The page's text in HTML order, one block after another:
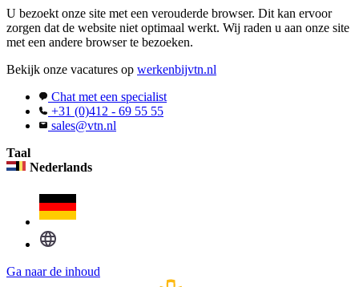
U bezoekt onze site met een verouderde browser. Dit kan ervoor
zorgen dat de website niet optimaal werkt. Wij raden u aan onze site
met een andere browser te bezoeken.
Bekijk onze vacatures op werkenbijvtn.nl
Chat met een specialist
+31 (0)412 - 69 55 55
sales@vtn.nl
Taal
Nederlands
Ga naar de inhoud